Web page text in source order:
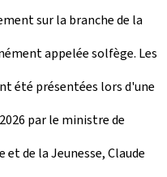
sur la branche de la
appelée solfège. Les
été présentées lors d'une
par le ministre de
de la Jeunesse, Claude